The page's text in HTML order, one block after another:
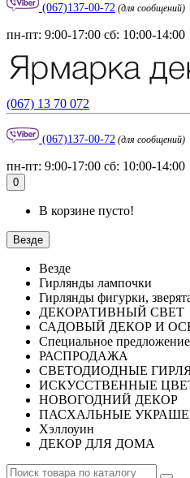
(067)137-00-72 (для сообщений)
пн-пт: 9:00-17:00 сб: 10:00-14:00
(067) 13 70 072
(067)137-00-72 (для сообщений)
пн-пт: 9:00-17:00 сб: 10:00-14:00
0
В корзине пусто!
Везде
Везде
Гирлянды лампочки
Гирлянды фигурки,
ДЕКОРАТИВНЫЙ СВЕТ
САДОВЫЙ ДЕКОР И
Специальное предложение
РАСПРОДАЖА
СВЕТОДИОДНЫЕ
ИСКУССТВЕННЫЕ
НОВОГОДНИЙ ДЕКОР
ПАСХАЛЬНЫЕ
Хэллоуин
ДЕКОР ДЛЯ ДОМА